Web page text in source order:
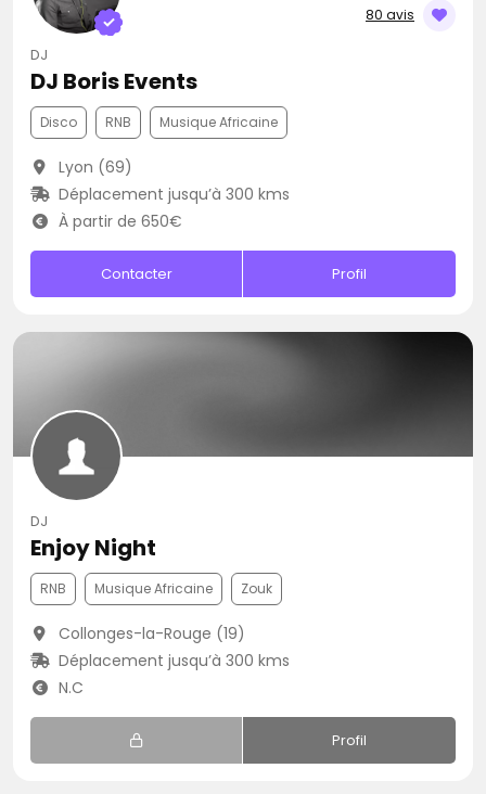
80 avis
DJ
DJ Boris Events
Disco RNB Musique Africaine
Lyon (69)
Déplacement jusqu’à 300 kms
À partir de 650€
Contacter Profil
DJ
Enjoy Night
RNB Musique Africaine Zouk
Collonges-la-Rouge (19)
Déplacement jusqu’à 300 kms
N.C
Profil